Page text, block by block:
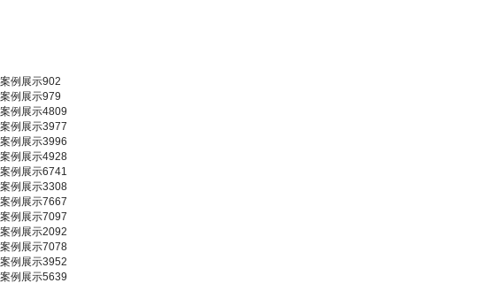
案例展示902
案例展示979
案例展示4809
案例展示3977
案例展示3996
案例展示4928
案例展示6741
案例展示3308
案例展示7667
案例展示7097
案例展示2092
案例展示7078
案例展示3952
案例展示5639